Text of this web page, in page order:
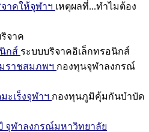
าคให้จุฬาฯ เหตุผลที่...ทำไมต้อง
จาค
กส์ ระบบบริจาคอิเล็กทรอนิกส์
ราชสมภพฯ กองทุนจุฬาลงกรณ์
เร็งจุฬาฯ กองทุนภูมิคุ้มกันบำบัด
จุฬาลงกรณ์มหาวิทยาลัย